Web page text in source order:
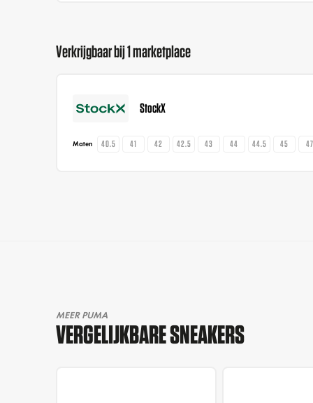
Verkrijgbaar bij 1 marketplace
StockX
Maten 40.5 41 42 42.5 43 44 44.5 45 47
MEER PUMA
VERGELIJKBARE SNEAKERS